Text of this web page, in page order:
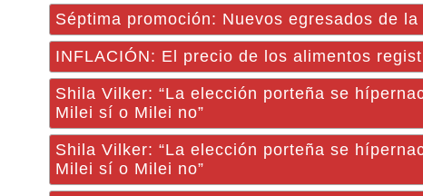
Séptima promoción: Nuevos egresados de
INFLACIÓN: El precio de los alimentos
Shila Vilker: “La elección porteña se
Milei sí o Milei no”
Shila Vilker: “La elección porteña se
Milei sí o Milei no”